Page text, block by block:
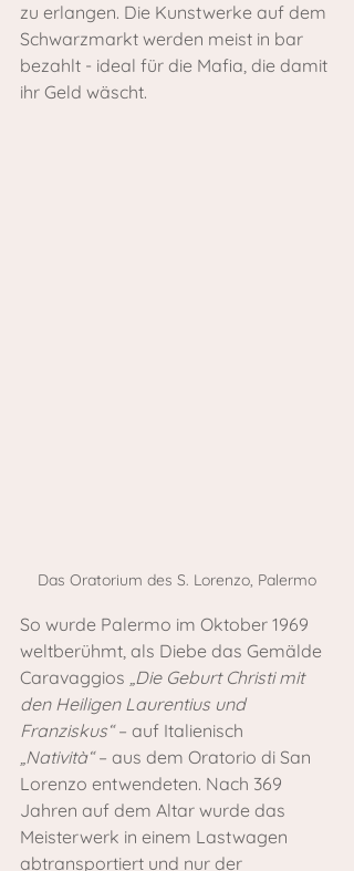
zu erlangen. Die Kunstwerke auf dem
Schwarzmarkt werden meist in bar
bezahlt - ideal für die Mafia, die damit
ihr Geld wäscht.
Das Oratorium des S. Lorenzo, Palermo
So wurde Palermo im Oktober 1969
weltberühmt, als Diebe das Gemälde
Caravaggios „Die Geburt Christi mit
den Heiligen Laurentius und
Franziskus“ – auf Italienisch
„Natività“ – aus dem Oratorio di San
Lorenzo entwendeten. Nach 369
Jahren auf dem Altar wurde das
Meisterwerk in einem Lastwagen
abtransportiert und nur der